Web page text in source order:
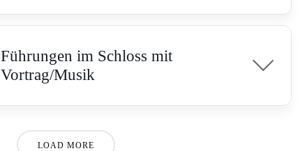
Führungen im Schloss mit
Vortrag/Musik
LOAD MORE